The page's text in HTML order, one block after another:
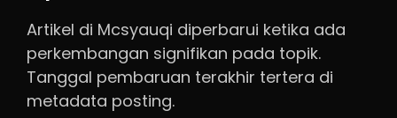
Artikel di Mcsyauqi diperbarui ketika ada
perkembangan signifikan pada topik.
Tanggal pembaruan terakhir tertera di
metadata posting.